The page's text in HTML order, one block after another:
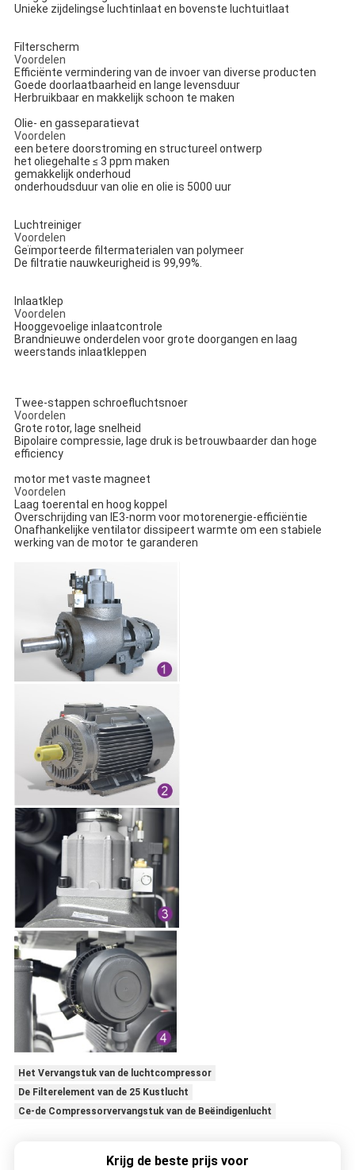
Unieke zijdelingse luchtinlaat en bovenste luchtuitlaat
Filterscherm
Voordelen
Efficiënte vermindering van de invoer van diverse producten
Goede doorlaatbaarheid en lange levensduur
Herbruikbaar en makkelijk schoon te maken
Olie- en gasseparatievat
Voordelen
een betere doorstroming en structureel ontwerp
het oliegehalte ≤ 3 ppm maken
gemakkelijk onderhoud
onderhoudsduur van olie en olie is 5000 uur
Luchtreiniger
Voordelen
Geïmporteerde filtermaterialen van polymeer
De filtratie nauwkeurigheid is 99,99%.
Inlaatklep
Voordelen
Hooggevoelige inlaatcontrole
Brandnieuwe onderdelen voor grote doorgangen en laag
weerstands inlaatkleppen
Twee-stappen schroefluchtsnoer
Voordelen
Grote rotor, lage snelheid
Bipolaire compressie, lage druk is betrouwbaarder dan hoge
efficiency
motor met vaste magneet
Voordelen
Laag toerental en hoog koppel
Overschrijding van IE3-norm voor motorenergie-efficiëntie
Onafhankelijke ventilator dissipeert warmte om een stabiele
werking van de motor te garanderen
Het Vervangstuk van de luchtcompressor
De Filterelement van de 25 Kustlucht
Ce-de Compressorvervangstuk van de Beëindigenlucht
Krijg de beste prijs voor